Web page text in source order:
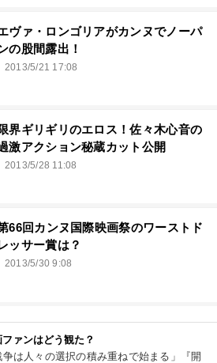
ヴァ・ロンゴリアがカンヌでノーパ
の股間露出！
2013/5/21 17:08
界ギリギリのエロス！佐々木心音の
激アクション秘蔵カット公開
2013/5/28 11:08
66回カンヌ国際映画祭のワーストド
ッサー賞は？
2013/5/30 9:08
ァンはどう観た？
争は人々の選択の積み重ねで始まる」『開